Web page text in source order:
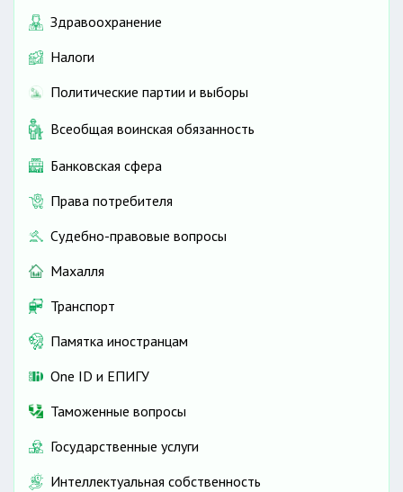
Здравоохранение
Налоги
Политические партии и выборы
Всеобщая воинская обязанность
Банковская сфера
Права потребителя
Судебно-правовые вопросы
Махалля
Транспорт
Памятка иностранцам
One ID и ЕПИГУ
Таможенные вопросы
Государственные услуги
Интеллектуальная собственность